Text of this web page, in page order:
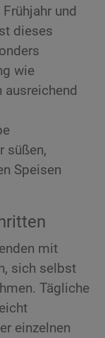
und
dieses
wie
süßen,
Speisen
mit
sich selbst
Tägliche
einzelnen